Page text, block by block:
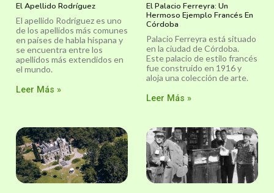
El Apellido Rodríguez
El apellido Rodríguez es uno
de los apellidos más comunes
en países de habla hispana y
se encuentra entre los
apellidos más extendidos en
el mundo.
Leer Más »
El Palacio Ferreyra: Un
Hermoso Ejemplo Francés En
Córdoba
Palacio Ferreyra está situado
en la ciudad de Córdoba.
Este palacio de estilo francés
fue construido en 1916 y
aloja una colección de arte.
Leer Más »